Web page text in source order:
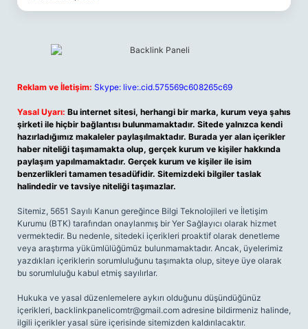
Reklam ve İletişim: Skype: live:.cid.575569c608265c69
Yasal Uyarı: Bu internet sitesi, herhangi bir marka, kurum veya şahıs
şirketi ile hiçbir bağlantısı bulunmamaktadır. Sitede yalnızca kendi
hazırladığımız makaleler paylaşılmaktadır. Burada yer alan içerikler
haber niteliği taşımamakta olup, gerçek kurum ve kişiler hakkında
paylaşım yapılmamaktadır. Gerçek kurum ve kişiler ile isim
benzerlikleri tamamen tesadüfidir. Sitemizdeki bilgiler taslak
halindedir ve tavsiye niteliği taşımazlar.
Sitemiz, 5651 Sayılı Kanun gereğince Bilgi Teknolojileri ve İletişim
Kurumu (BTK) tarafından onaylanmış bir Yer Sağlayıcı olarak hizmet
vermektedir. Bu nedenle, sitedeki içerikleri proaktif olarak denetleme
veya araştırma yükümlülüğümüz bulunmamaktadır. Ancak, üyelerimiz
yazdıkları içeriklerin sorumluluğunu taşımakta olup, siteye üye olarak
bu sorumluluğu kabul etmiş sayılırlar.
Hukuka ve yasal düzenlemelere aykırı olduğunu düşündüğünüz
içerikleri, backlinkpanelicomtr@gmail.com adresine bildirmeniz halinde,
ilgili içerikler yasal süre içerisinde sitemizden kaldırılacaktır.